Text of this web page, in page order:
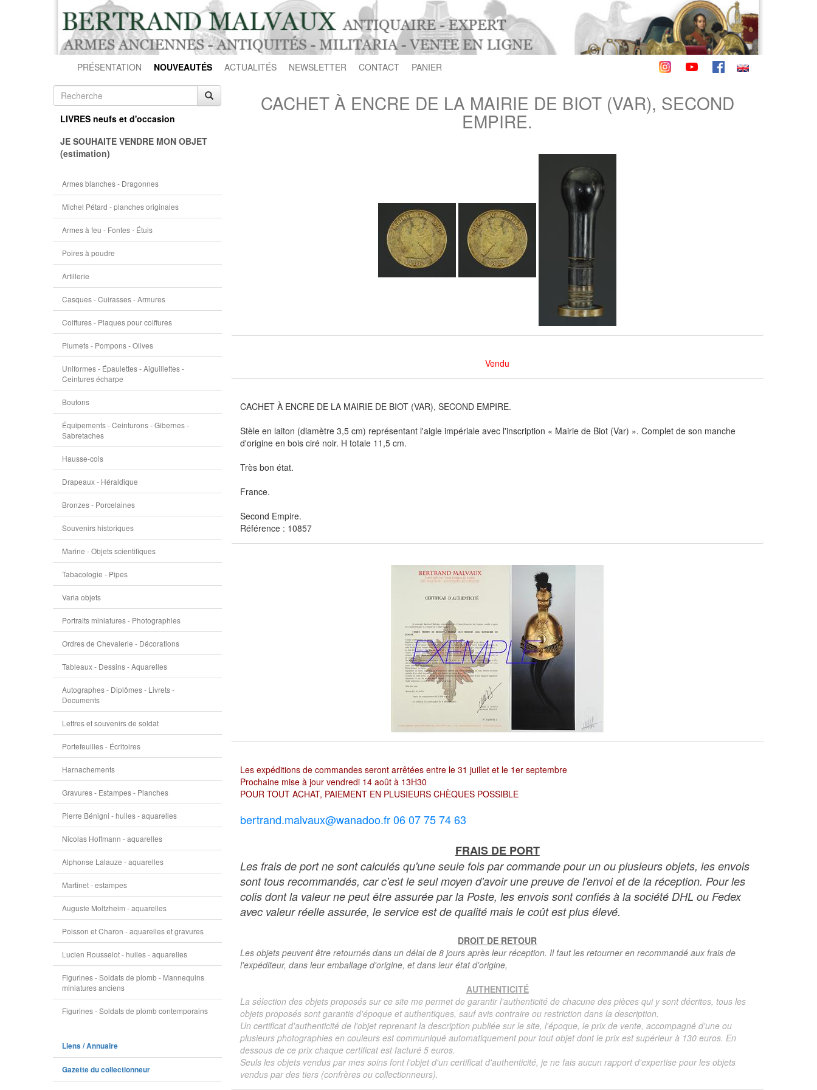
PRÉSENTATION NOUVEAUTÉS ACTUALITÉS NEWSLETTER CONTACT PANIER
LIVRES neufs et d'occasion
JE SOUHAITE VENDRE MON OBJET
(estimation)
Armes blanches - Dragonnes
Michel Pétard - planches originales
Armes à feu - Fontes - Étuis
Poires à poudre
Artillerie
Casques - Cuirasses - Armures
Coiffures - Plaques pour coiffures
Plumets - Pompons - Olives
Uniformes - Épaulettes - Aiguillettes -
Ceintures écharpe
Boutons
Équipements - Ceinturons - Gibernes -
Sabretaches
Hausse-cols
Drapeaux - Héraldique
Bronzes - Porcelaines
Souvenirs historiques
Marine - Objets scientifiques
Tabacologie - Pipes
Varia objets
Portraits miniatures - Photographies
Ordres de Chevalerie - Décorations
Tableaux - Dessins - Aquarelles
Autographes - Diplômes - Livrets -
Documents
Lettres et souvenirs de soldat
Portefeuilles - Écritoires
Harnachements
Gravures - Estampes - Planches
Pierre Bénigni - huiles - aquarelles
Nicolas Hoffmann - aquarelles
Alphonse Lalauze - aquarelles
Martinet - estampes
Auguste Moltzheim - aquarelles
Poisson et Charon - aquarelles et gravures
Lucien Rousselot - huiles - aquarelles
Figurines - Soldats de plomb - Mannequins
miniatures anciens
Figurines - Soldats de plomb contemporains
Liens / Annuaire
Gazette du collectionneur
CACHET À ENCRE DE LA MAIRIE DE BIOT (VAR), SECOND
EMPIRE.
Vendu
CACHET À ENCRE DE LA MAIRIE DE BIOT (VAR), SECOND EMPIRE.
Stèle en laiton (diamètre 3,5 cm) représentant l'aigle impériale avec l'inscription « Mairie de Biot (Var) ». Complet de son manche
d'origine en bois ciré noir. H totale 11,5 cm.
Très bon état.
France.
Second Empire.
Référence : 10857
Les expéditions de commandes seront arrêtées entre le 31 juillet et le 1er septembre
Prochaine mise à jour vendredi 14 août à 13H30
POUR TOUT ACHAT, PAIEMENT EN PLUSIEURS CHÈQUES POSSIBLE
bertrand.malvaux@wanadoo.fr 06 07 75 74 63
FRAIS DE PORT
Les frais de port ne sont calculés qu'une seule fois par commande pour un ou plusieurs objets, les envois
sont tous recommandés, car c'est le seul moyen d'avoir une preuve de l'envoi et de la réception. Pour les
colis dont la valeur ne peut être assurée par la Poste, les envois sont confiés à la société DHL ou Fedex
avec valeur réelle assurée, le service est de qualité mais le coût est plus élevé.
DROIT DE RETOUR
Les objets peuvent être retournés dans un délai de 8 jours après leur réception. Il faut les retourner en recommandé aux frais de
l'expéditeur, dans leur emballage d'origine, et dans leur état d'origine,
AUTHENTICITÉ
La sélection des objets proposés sur ce site me permet de garantir l'authenticité de chacune des pièces qui y sont décrites, tous les
objets proposés sont garantis d'époque et authentiques, sauf avis contraire ou restriction dans la description.
Un certificat d'authenticité de l'objet reprenant la description publiée sur le site, l'époque, le prix de vente, accompagné d'une ou
plusieurs photographies en couleurs est communiqué automatiquement pour tout objet dont le prix est supérieur à 130 euros. En
dessous de ce prix chaque certificat est facturé 5 euros.
Seuls les objets vendus par mes soins font l'objet d'un certificat d'authenticité, je ne fais aucun rapport d'expertise pour les objets
vendus par des tiers (confrères ou collectionneurs).